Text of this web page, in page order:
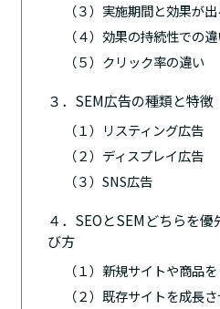
（３）実施期間と効果が
（４）効果の持続性での
（５）クリック率の違い
３．SEM広告の種類と特徴
（１）リスティング広告
（２）ディスプレイ広告
（３）SNS広告
４．SEOとSEMどちらを
び方
（１）新規サイトや商品
（２）既存サイトを成長